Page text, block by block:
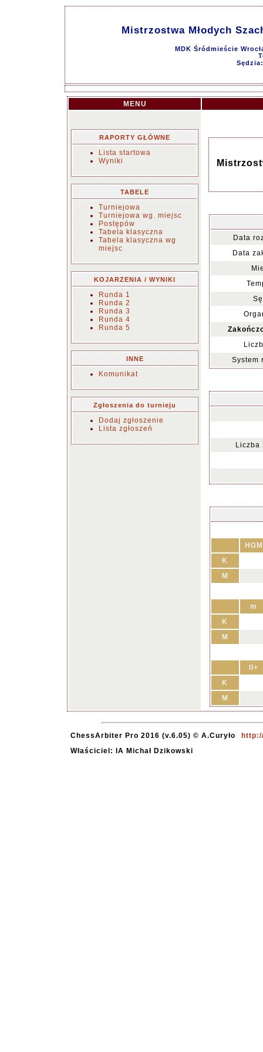
Mistrzostwa Młodych
MDK Śródmieście
MENU
RAPORTY GŁÓWNE
Lista startowa
Wyniki
TABELE
Turniejowa
Turniejowa wg. miejsc
Postępów
Tabela klasyczna
Tabela klasyczna wg
miejsc
KOJARZENIA / WYNIKI
Runda 1
Runda 2
Runda 3
Runda 4
Runda 5
INNE
Komunikat
Zgłoszenia do turnieju
Dodaj zgłoszenie
Lista zgłoszeń
Data
Data
System
Liczba
HGM
K
M
m
K
M
II+
K
M
ChessArbiter Pro 2016 (v.6.05) © A.Curyło
Właściciel: IA Michał Dzikowski